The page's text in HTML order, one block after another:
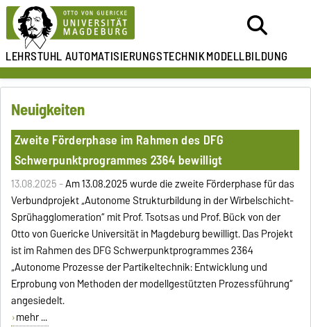
LEHRSTUHLAUTOMATISIERUNGSTECHNIKMODELLBILDUNG
Neuigkeiten
Zweite Förderphase im Rahmen des DFG
Schwerpunktprogrammes 2364 bewilligt
13.08.2025 -Am 13.08.2025 wurde die zweite Förderphase für das
Verbundprojekt „Autonome Strukturbildung in der Wirbelschicht-
Sprühagglomeration“ mit Prof. Tsotsas und Prof. Bück von der
Otto von Guericke Universität in Magdeburg bewilligt. Das Projekt
ist im Rahmen des DFG Schwerpunktprogrammes 2364
„Autonome Prozesse der Partikeltechnik: Entwicklung und
Erprobung von Methoden der modellgestützten Prozessführung“
angesiedelt.
mehr ...